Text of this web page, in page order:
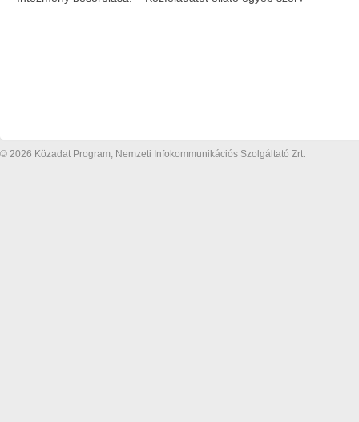
© 2026 Közadat Program, Nemzeti Infokommunikációs Szolgáltató Zrt.